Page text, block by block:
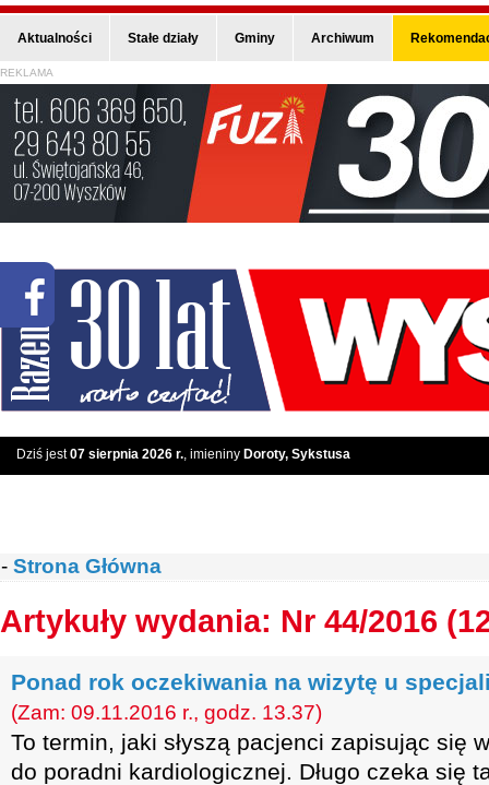
Aktualności Stałe działy Gminy Archiwum
REKLAMA
Dziś jest07 sierpnia 2026 r., imieniny Doroty, Sykstusa
- Strona Główna
Artykuły wydania: Nr 44/2016
Ponad rok oczekiwania na wizytę u
(Zam: 09.11.2016 r., godz. 13.37)
To termin, jaki słyszą pacjenci zapisując się
do poradni kardiologicznej. Długo czeka się